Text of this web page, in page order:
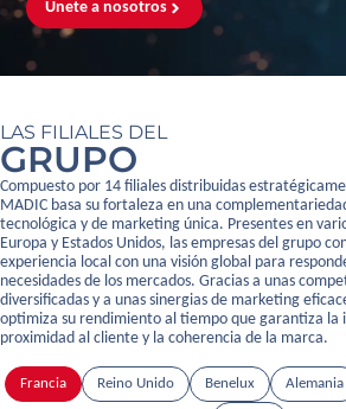
Únete a nosotros
LAS FILIALES DEL
GRUPO
Compuesto por 14 filiales distribuidas
MADIC basa su fortaleza en una
tecnológica y de marketing única. Presentes en
Europa y Estados Unidos, las empresas del grupo
experiencia local con una visión global para
necesidades de los mercados. Gracias a unas
diversificadas y a unas sinergias de marketing
optimiza su rendimiento al tiempo que garantiza la
proximidad al cliente y la coherencia de la marca.
Francia Reino Unido Benelux Alemania